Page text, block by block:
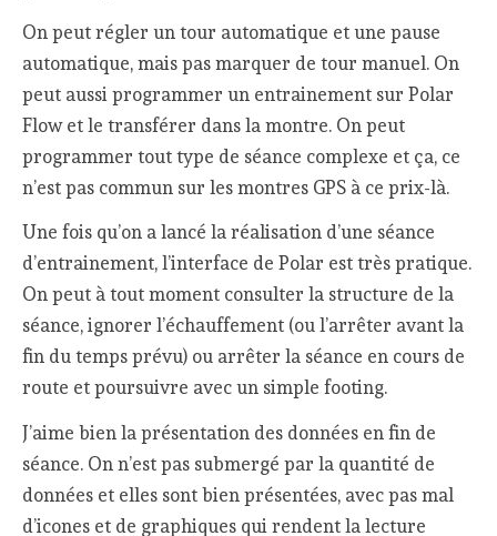
On peut régler un tour automatique et une pause
automatique, mais pas marquer de tour manuel. On
peut aussi programmer un entrainement sur Polar
Flow et le transférer dans la montre. On peut
programmer tout type de séance complexe et ça, ce
n’est pas commun sur les montres GPS à ce prix-là.
Une fois qu’on a lancé la réalisation d’une séance
d’entrainement, l’interface de Polar est très pratique.
On peut à tout moment consulter la structure de la
séance, ignorer l’échauffement (ou l’arrêter avant la
fin du temps prévu) ou arrêter la séance en cours de
route et poursuivre avec un simple footing.
J’aime bien la présentation des données en fin de
séance. On n’est pas submergé par la quantité de
données et elles sont bien présentées, avec pas mal
d’icones et de graphiques qui rendent la lecture